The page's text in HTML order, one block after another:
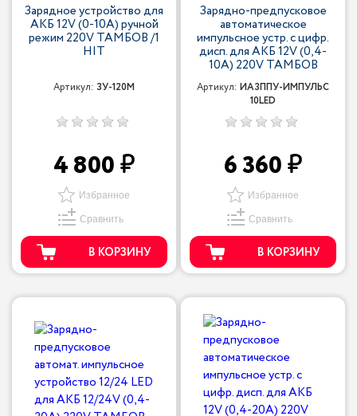
Зарядное устройство для
АКБ 12V (0-10A) ручной
режим 220V ТАМБОВ /1
HIT
Артикул: ЗУ-120М
4 800
Избранное
Сравнить
В КОРЗИНУ
Зарядно-предпусковое
автоматическое
импульсное устр. с цифр.
дисп. для АКБ 12V (0,4-
10A) 220V ТАМБОВ
Артикул: ИАЗППУ-ИМПУЛЬС
10LED
6 360
Избранное
Сравнить
В КОРЗИНУ